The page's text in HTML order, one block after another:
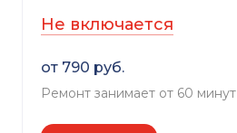
Не включается
от 790 руб.
Ремонт занимает от 60 минут